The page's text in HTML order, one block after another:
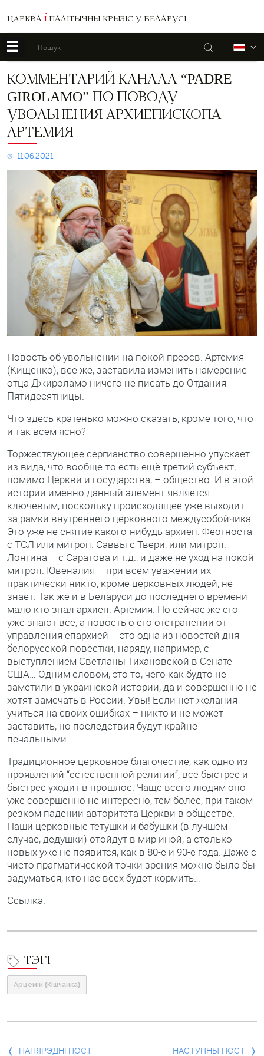
ЦАРКВА І ПАЛІТЫЧНЫ КРЫЗІС У БЕЛАРУСІ
☰ Пошук
Комментарий
канала
“Padre
Girolamo”
по
поводу
увольнения
архиепископа
КОММЕНТАРИЙ КАНАЛА “PADRE
GIROLAMO” ПО ПОВОДУ
УВОЛЬНЕНИЯ АРХИЕПИСКОПА
АРТЕМИЯ
11.06.2021
Новость об увольнении на покой преосв. Артемия
(Кищенко), всё же, заставила изменить намерение
отца Джироламо ничего не писать до Отдания
Пятидесятницы.
Что здесь кратенько можно сказать, кроме того, что
и так всем ясно?
Торжествующее сергианство совершенно упускает
из вида, что вообще-то есть ещё третий субъект,
помимо Церкви и государства, – общество. И в этой
истории именно данный элемент является
ключевым, поскольку происходящее уже выходит
за рамки внутреннего церковного междусобойчика.
Это уже не снятие какого-нибудь архиеп. Феогноста
с ТСЛ или митроп. Саввы с Твери, или митроп.
Лонгина – с Саратова и т.д., и даже не уход на покой
митроп. Ювеналия – при всем уважении их
практически никто, кроме церковных людей, не
знает. Так же и в Беларуси до последнего времени
мало кто знал архиеп. Артемия. Но сейчас же его
уже знают все, а новость о его отстранении от
управления епархией – это одна из новостей дня
белорусской повестки, наряду, например, с
выступлением Светланы Тихановской в Сенате
США… Одним словом, это то, чего как будто не
заметили в украинской истории, да и совершенно не
хотят замечать в России. Увы! Если нет желания
учиться на своих ошибках – никто и не может
заставить, но последствия будут крайне
печальными…
Традиционное церковное благочестие, как одно из
проявлений “естественной религии”, всё быстрее и
быстрее уходит в прошлое. Чаще всего людям оно
уже совершенно не интересно, тем более, при таком
резком падении авторитета Церкви в обществе.
Наши церковные тётушки и бабушки (в лучшем
случае, дедушки) отойдут в мир иной, а столько
новых уже не появится, как в 80-е и 90-е года. Даже с
чисто прагматической точки зрения можно было бы
задуматься, кто нас всех будет кормить…
Ссылка.
ТЭГІ
Арцемій (Кішчанка)
ПАПЯРЭДНІ ПОСТ НАСТУПНЫ ПОСТ